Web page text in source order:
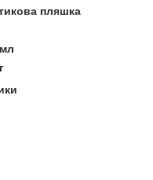
пляшка